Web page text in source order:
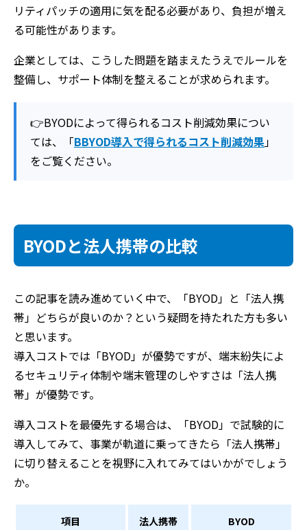
リティパッチの適用に気を配る必要があり、負担が増え
る可能性があります。
企業としては、こうした問題を踏まえたうえでルールを
整備し、サポート体制を整えることが求められます。
👉BYODによって得られるコスト削減効果につい
ては、「BBYOD導入で得られるコスト削減効果」
をご覧ください。
BYODと法人携帯の比較
この記事を読み進めていく中で、「BYOD」と「法人携
帯」どちらが良いのか？という疑問を持たれた方も多い
と思います。
導入コストでは「BYOD」が優勢ですが、端末紛失によ
るセキュリティ体制や端末管理のしやすさは「法人携
帯」が優勢です。
導入コストを最優先する場合は、「BYOD」で試験的に
導入してみて、事業が軌道に乗ってきたら「法人携帯」
に切り替えることを視野に入れてみてはいかがでしょう
か。
項目 法人携帯 BYOD